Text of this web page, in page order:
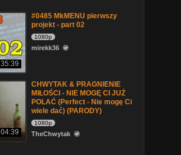
35:39
#0485 MkMENU pierwszy
projekt - part 02
1080p
mirekk36
04:39
CHWYTAK & PRAGNIENIE
MIŁOŚCI - NIE MOGĘ CI JUŻ
POLAĆ (Perfect - Nie mogę Ci
wiele dać) (PARODY)
1080p
TheChwytak